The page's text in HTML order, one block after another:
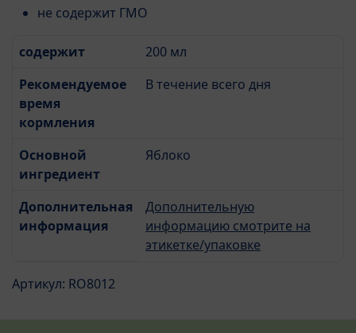
не содержит ГМО
содержит
200 мл
Рекомендуемое
время
кормления
В течение всего дня
Основной
ингредиент
Яблоко
Дополнительная
информация
Дополнительную
информацию смотрите на
этикетке/упаковке
Артикул: RO8012